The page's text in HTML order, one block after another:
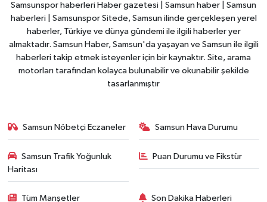
Samsunspor haberleri Haber gazetesi | Samsun haber | Samsun
haberleri | Samsunspor Sitede, Samsun ilinde gerçekleşen yerel
haberler, Türkiye ve dünya gündemi ile ilgili haberler yer
almaktadır. Samsun Haber, Samsun'da yaşayan ve Samsun ile ilgili
haberleri takip etmek isteyenler için bir kaynaktır. Site, arama
motorları tarafından kolayca bulunabilir ve okunabilir şekilde
tasarlanmıştır
Samsun Nöbetçi Eczaneler Samsun Hava Durumu
Samsun Trafik Yoğunluk
Haritası
Puan Durumu ve Fikstür
Tüm Manşetler Son Dakika Haberleri